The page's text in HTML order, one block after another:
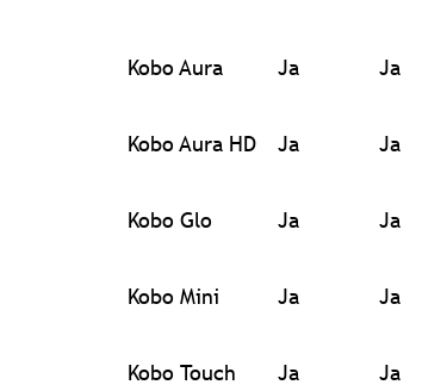
Kobo Aura Ja Ja
Kobo Aura HD Ja Ja
Kobo Glo Ja Ja
Kobo Mini Ja Ja
Kobo Touch Ja Ja